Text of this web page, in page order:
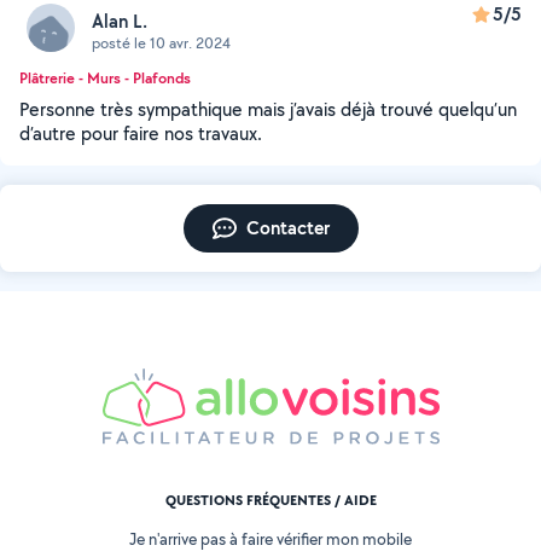
Alan L.
posté le 10 avr. 2024
5/5
Plâtrerie - Murs - Plafonds
Personne très sympathique mais j’avais déjà trouvé quelqu’un
d’autre pour faire nos travaux.
Contacter
QUESTIONS FRÉQUENTES / AIDE
Je n'arrive pas à faire vérifier mon mobile